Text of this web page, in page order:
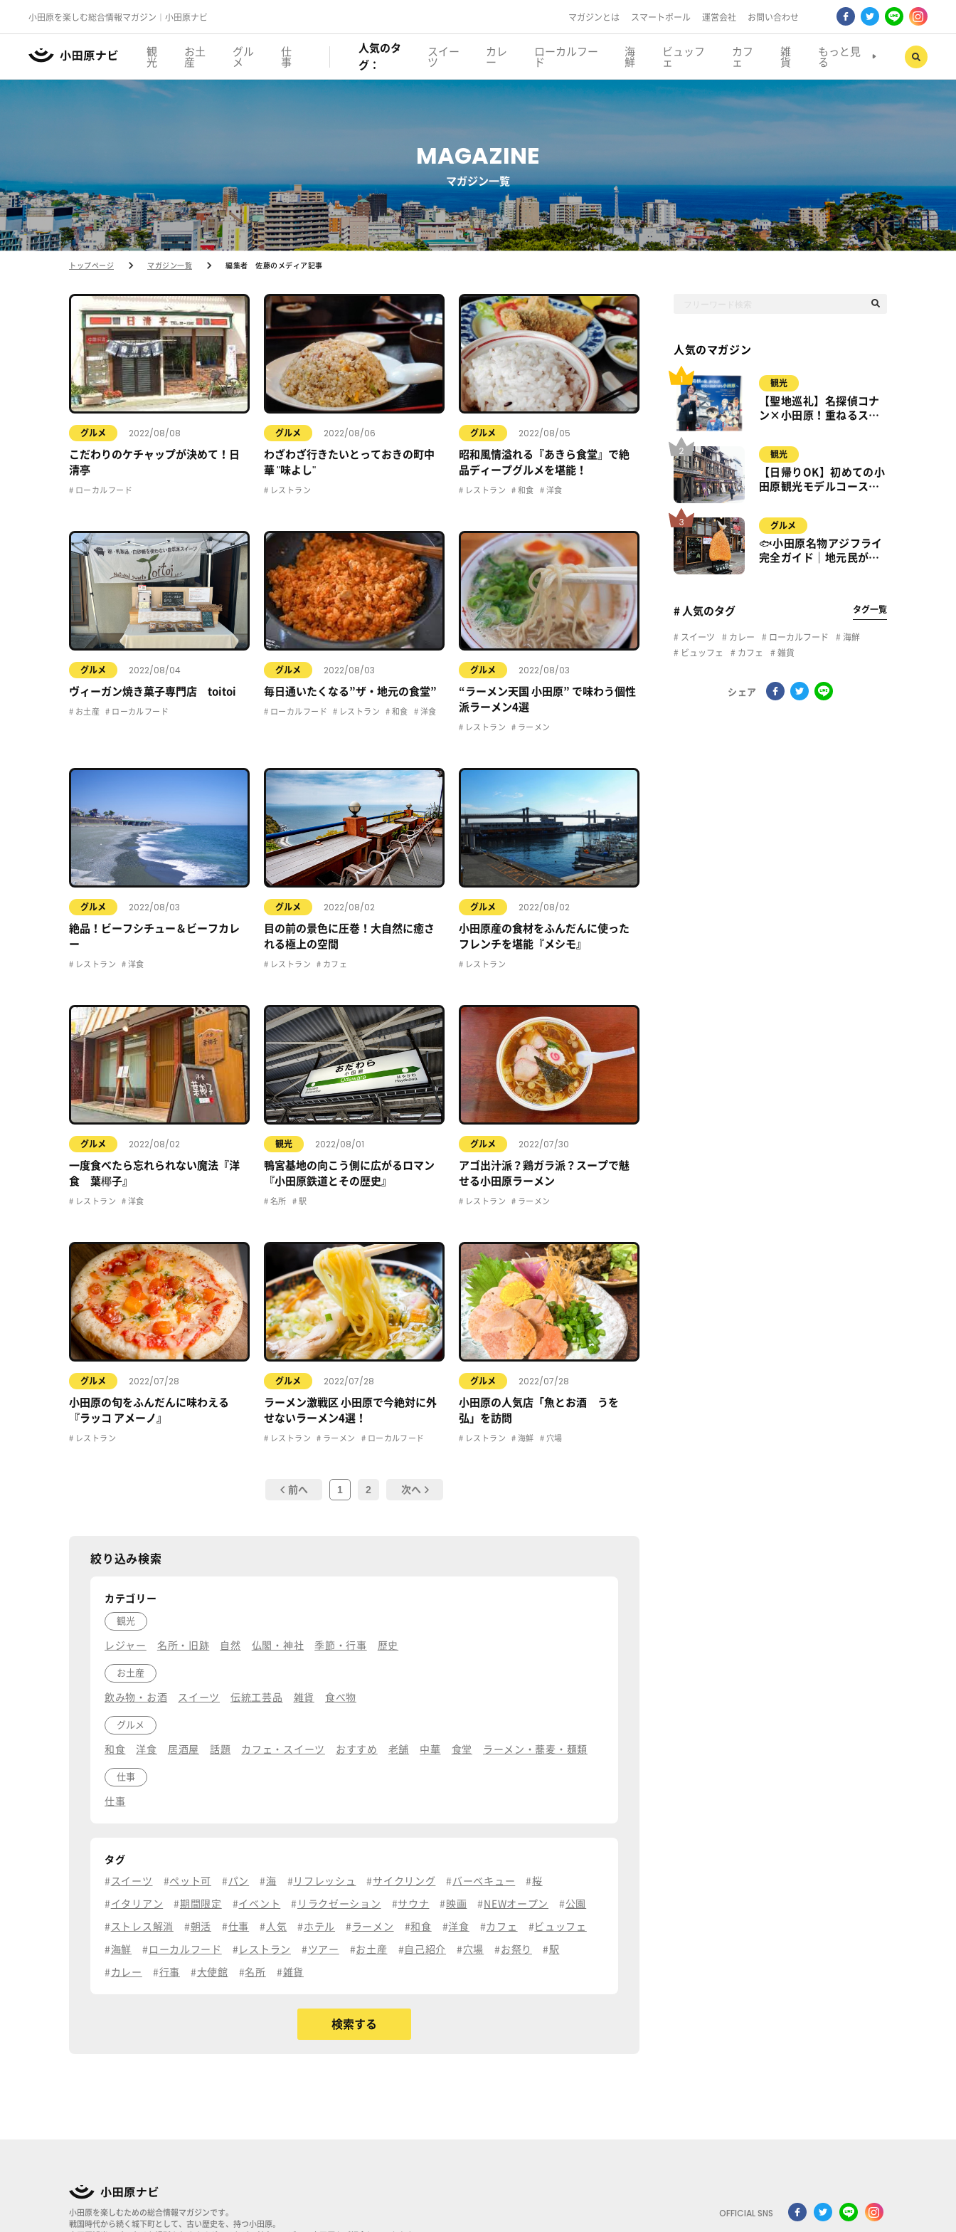
小田原を楽しむ総合情報マガジン｜小田原ナビ マガジンとは スマートポール 運営会社 お問い合わせ
観
光
お土
産
グル
メ
仕
事
人気のタ
グ：
スイー
ツ
カレ
ー
ローカルフー
ド
海
鮮
ビュッフ
ェ
カフ
ェ
雑
貨
もっと見
る
MAGAZINE
マガジン一覧
トップページ マガジン一覧 編集者 佐藤のメディア記事
グルメ 2022/08/08
こだわりのケチャップが決めて！日
清亭
ローカルフード
グルメ 2022/08/06
わざわざ行きたいとっておきの町中
華 "味よし"
レストラン
グルメ 2022/08/05
昭和風情溢れる『あきら食堂』で絶
品ディープグルメを堪能！
レストラン 和食 洋食
グルメ 2022/08/04
ヴィーガン焼き菓子専門店 toitoi
お土産 ローカルフード
グルメ 2022/08/03
毎日通いたくなる”ザ・地元の食堂”
ローカルフード レストラン 和食 洋食
グルメ 2022/08/03
“ラーメン天国 小田原” で味わう個性
派ラーメン4選
レストラン ラーメン
グルメ 2022/08/03
絶品！ビーフシチュー＆ビーフカレ
ー
レストラン 洋食
グルメ 2022/08/02
目の前の景色に圧巻！大自然に癒さ
れる極上の空間
レストラン カフェ
グルメ 2022/08/02
小田原産の食材をふんだんに使った
フレンチを堪能『メシモ』
レストラン
グルメ 2022/08/02
一度食べたら忘れられない魔法『洋
食 葉椰子』
レストラン 洋食
観光 2022/08/01
鴨宮基地の向こう側に広がるロマン
『小田原鉄道とその歴史』
名所 駅
グルメ 2022/07/30
アゴ出汁派？鶏ガラ派？スープで魅
せる小田原ラーメン
レストラン ラーメン
グルメ 2022/07/28
小田原の旬をふんだんに味わえる
『ラッコ アメーノ』
レストラン
グルメ 2022/07/28
ラーメン激戦区 小田原で今絶対に外
せないラーメン4選！
レストラン ラーメン ローカルフード
グルメ 2022/07/28
小田原の人気店「魚とお酒 うを
弘」を訪問
レストラン 海鮮 穴場
前へ 1 2 次へ
絞り込み検索
カテゴリー
観光
レジャー 名所・旧跡 自然 仏閣・神社 季節・行事 歴史
お土産
飲み物・お酒 スイーツ 伝統工芸品 雑貨 食べ物
グルメ
和食 洋食 居酒屋 話題 カフェ・スイーツ おすすめ 老舗 中華 食堂 ラーメン・蕎麦・麺類
仕事
仕事
タグ
スイーツ ペット可 パン 海 リフレッシュ サイクリング バーベキュー 桜
イタリアン 期間限定 イベント リラクゼーション サウナ 映画 NEWオープン 公園
ストレス解消 朝活 仕事 人気 ホテル ラーメン 和食 洋食 カフェ ビュッフェ
海鮮 ローカルフード レストラン ツアー お土産 自己紹介 穴場 お祭り 駅
カレー 行事 大使館 名所 雑貨
人気のマガジン
観光
【聖地巡礼】名探偵コナ
ン×小田原！重ねるスタ
で】小田原・箱根・湯河
原
観光
【日帰りOK】初めての小
田原観光モデルコース｜
満喫
グルメ
🐟小田原名物アジフライ
完全ガイド｜地元民が通
# 人気のタグ タグ一覧
スイーツ カレー ローカルフード
海鮮
ビュッフェ
カフェ 雑貨
シェア
小田原を楽しむための総合情報マガジンです。
戦国時代から続く城下町として、古い歴史を、持つ小田原。
OFFICIAL SNS